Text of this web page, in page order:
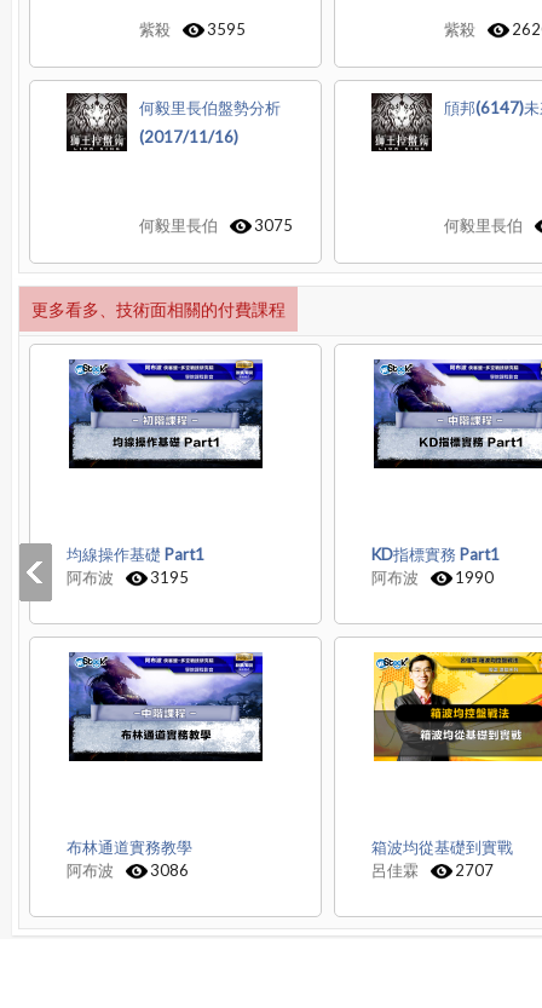
紫殺 3595 紫殺
何毅里長伯盤勢分析
(2017/11/16)
何毅里長伯 3075
頎邦(6147)
何毅里長伯
更多看多、技術面相關的付費課程
均線操作基礎 Part1
阿布波
3195
KD指標實務 Part1
阿布波
1990
布林通道實務教學
阿布波
3086
箱波均從基礎到實戰
呂佳霖
2707